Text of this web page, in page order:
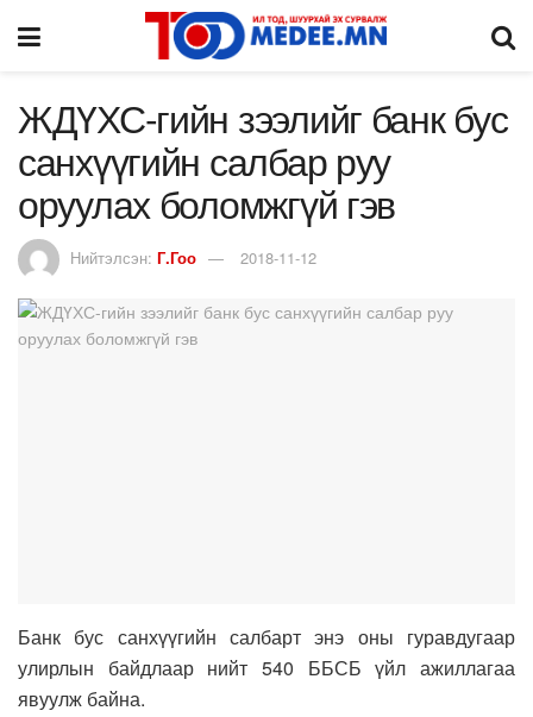
ЖДҮХС-гийн зээлийг банк бус
санхүүгийн салбар руу
оруулах боломжгүй гэв
Нийтэлсэн: Г.Гоо 2018-11-12
Банк бус санхүүгийн салбарт энэ оны гуравдугаар
улирлын байдлаар нийт 540 ББСБ үйл ажиллагаа
явуулж байна.